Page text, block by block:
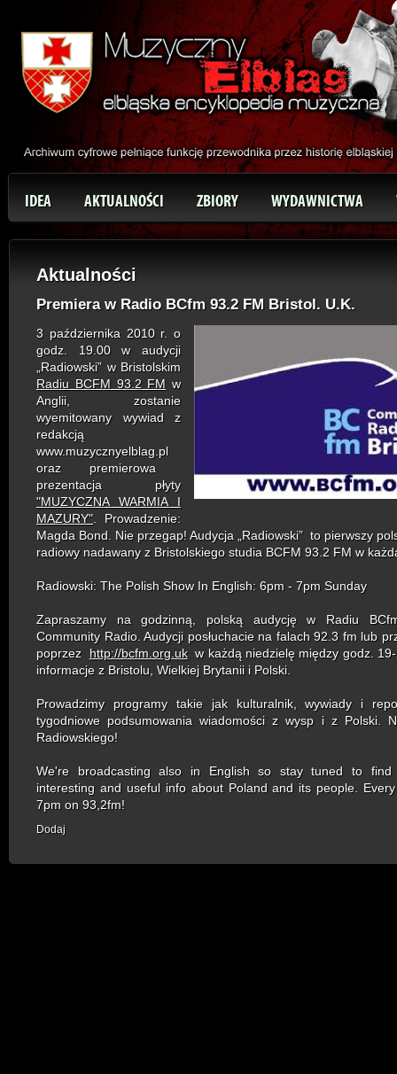
IDEA AKTUALNOŚCI ZBIORY WYDAWNICTWA
Aktualności
Premiera w Radio BCfm 93.2 FM Bristol. U.K.
3 października 2010 r. o
godz. 19.00 w audycji
„Radiowski” w Bristolskim
Radiu BCFM 93.2 FM w
Anglii,
zostanie
wyemitowany wywiad z
redakcją
www.muzycznyelblag.pl
oraz premierowa
prezentacja płyty
"MUZYCZNA WARMIA I
MAZURY"
Prowadzenie:
Magda Bond. Nie przegap!Audycja „Radiowski” to pierwszy
radiowy nadawany z Bristolskiego studia BCFM 93.2 FM w
Radiowski: The Polish Show In English: 6pm - 7pm Sunday
Zapraszamy na godzinną, polską audycję w Radiu
Community Radio. Audycji posłuchacie na falach 92.3 fm lub
poprzez
http://bcfm.org.ukw każdą niedzielę między godz.
informacje z Bristolu, Wielkiej Brytanii i Polski.
Prowadzimy programy takie jak kulturalnik, wywiady i
tygodniowe podsumowania wiadomości z wysp i z Polski.
Radiowskiego!
We're broadcasting also in English so stay tuned to find
interesting and useful info about Poland and its people.
7pm on 93,2fm!
Dodaj